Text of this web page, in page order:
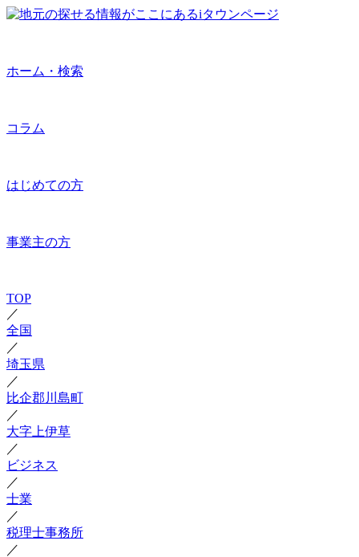
ホーム・検索
コラム
はじめての方
事業主の方
TOP
／
全国
／
埼玉県
／
比企郡川島町
／
大字上伊草
／
ビジネス
／
士業
／
税理士事務所
／